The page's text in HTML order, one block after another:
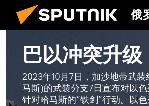
俄
巴以冲突升级
2023年10月7日，加沙地带武
马斯)的武装分支7日宣布对以
针对哈马斯的“铁剑”行动。以